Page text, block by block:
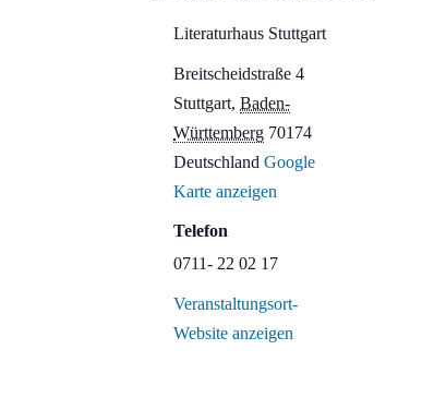
Literaturhaus Stuttgart
Breitscheidstraße 4
Stuttgart, Baden-
Württemberg 70174
Deutschland Google
Karte anzeigen
Telefon
0711- 22 02 17
Veranstaltungsort-
Website anzeigen